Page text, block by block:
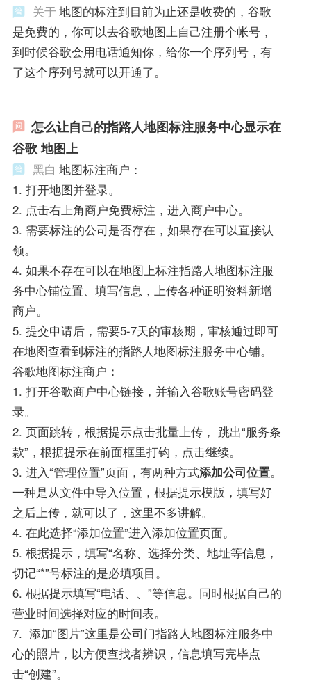
关于地图的标注到目前为止还是收费的，谷歌
是免费的，你可以去谷歌地图上自己注册个帐号，
到时候谷歌会用电话通知你，给你一个序列号，有
了这个序列号就可以开通了。
怎么让自己的指路人地图标注服务中心显示在
谷歌 地图上
黑白 地图标注商户：
1. 打开地图并登录。
2. 点击右上角商户免费标注，进入商户中心。
3. 需要标注的公司是否存在，如果存在可以直接认
领。
4. 如果不存在可以在地图上标注指路人地图标注服
务中心铺位置、填写信息，上传各种证明资料新增
商户。
5. 提交申请后，需要5-7天的审核期，审核通过即可
在地图查看到标注的指路人地图标注服务中心铺。
谷歌地图标注商户：
1. 打开谷歌商户中心链接，并输入谷歌账号密码登
录。
2. 页面跳转，根据提示点击批量上传， 跳出“服务条
款”，根据提示在前面框里打钩，点击继续。
3. 进入“管理位置”页面，有两种方式添加公司位置。
一种是从文件中导入位置，根据提示模版，填写好
之后上传，就可以了，这里不多讲解。
4. 在此选择“添加位置”进入添加位置页面。
5. 根据提示，填写“名称、选择分类、地址等信息，
切记“*”号标注的是必填项目。
6. 根据提示填写“电话、、”等信息。同时根据自己的
营业时间选择对应的时间表。
7. 添加“图片”这里是公司门指路人地图标注服务中
心的照片，以方便查找者辨识，信息填写完毕点
击“创建”。